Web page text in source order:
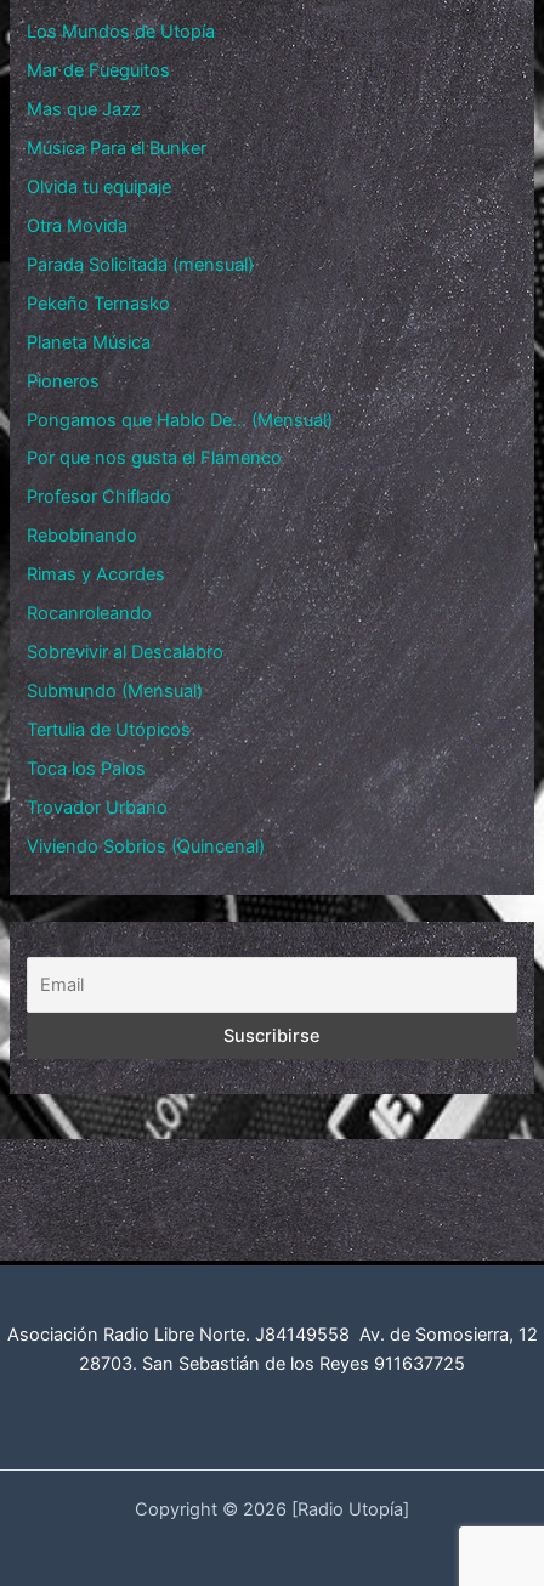
Los Mundos de Utopía
Mar de Fueguitos
Mas que Jazz
Música Para el Bunker
Olvida tu equipaje
Otra Movida
Parada Solicitada (mensual)
Pekeño Ternasko
Planeta Música
Pioneros
Pongamos que Hablo De… (Mensual)
Por que nos gusta el Flamenco
Profesor Chiflado
Rebobinando
Rimas y Acordes
Rocanroleando
Sobrevivir al Descalabro
Submundo (Mensual)
Tertulia de Utópicos
Toca los Palos
Trovador Urbano
Viviendo Sobrios (Quincenal)
Asociación Radio Libre Norte. J84149558 Av. de Somosierra, 12
28703. San Sebastián de los Reyes 911637725
Copyright © 2026 [Radio Utopía]